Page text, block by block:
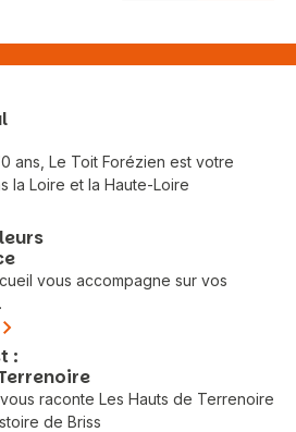
ans, Le Toit Forézien est votre
la Loire et la Haute-Loire
vous accompagne sur vos
:
raconte Les Hauts de Terrenoire
de Briss